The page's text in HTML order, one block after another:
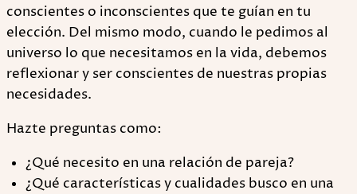
conscientes o inconscientes que te guían en tu
elección. Del mismo modo, cuando le pedimos al
universo lo que necesitamos en la vida, debemos
reflexionar y ser conscientes de nuestras propias
necesidades.
Hazte preguntas como:
¿Qué necesito en una relación de pareja?
¿Qué características y cualidades busco en una